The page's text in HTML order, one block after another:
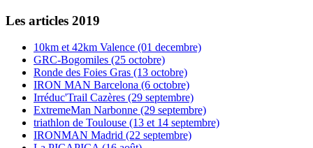
Les articles 2019
10km et 42km Valence (01 decembre)
GRC-Bogomiles (25 octobre)
Ronde des Foies Gras (13 octobre)
IRON MAN Barcelona (6 octobre)
Irréduc'Trail Cazères (29 septembre)
ExtremeMan Narbonne (29 septembre)
triathlon de Toulouse (13 et 14 septembre)
IRONMAN Madrid (22 septembre)